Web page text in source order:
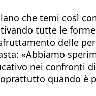
che temi così
tutte le
delle
«Abbiamo
nei confronti
quando è